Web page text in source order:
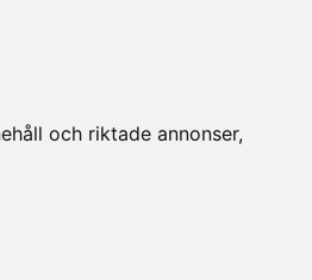
och riktade annonser,